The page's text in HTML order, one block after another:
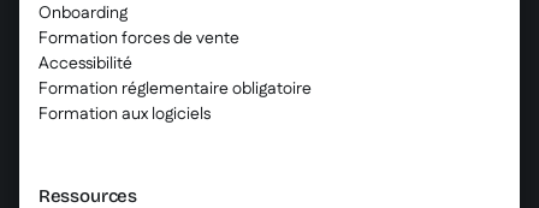
Onboarding
Formation forces de vente
Accessibilité
Formation réglementaire obligatoire
Formation aux logiciels
Ressources